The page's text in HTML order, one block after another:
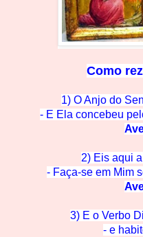
Como
1) O Anjo do
- E Ela concebeu
2) Eis aqui
- Faça-se em Mim
3) E o Verbo
- e